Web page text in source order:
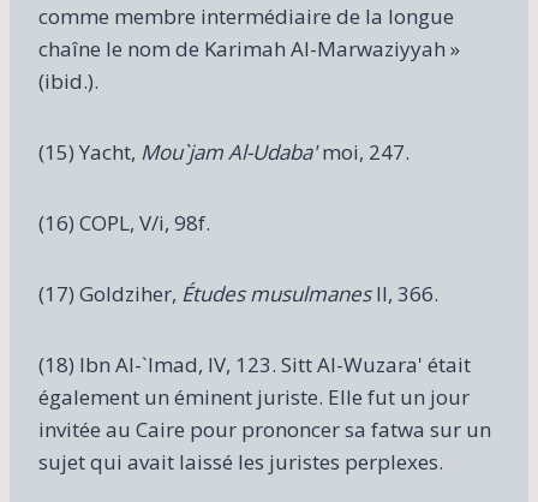
comme membre intermédiaire de la longue
chaîne le nom de Karimah Al-Marwaziyyah »
(ibid.).
(15) Yacht, Mou`jam Al-Udaba'moi, 247.
(16) COPL, V/i, 98f.
(17) Goldziher, Études musulmanesII, 366.
(18) Ibn Al-`Imad, IV, 123. Sitt Al-Wuzara' était
également un éminent juriste. Elle fut un jour
invitée au Caire pour prononcer sa fatwa sur un
sujet qui avait laissé les juristes perplexes.